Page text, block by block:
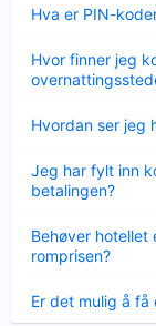
Hva er PIN-
mindre
Hvor finner jeg
mindre
Hvordan ser jeg
mindre
Jeg har fylt inn
betalingen?
mindre
Behøver hotellet
romprisen?
mindre
Er det mulig å
mindre